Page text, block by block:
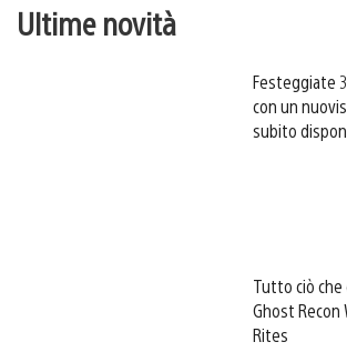
Ultime novità
Festeggiate
con un
subito
Tutto ciò che
Ghost Recon
Rites